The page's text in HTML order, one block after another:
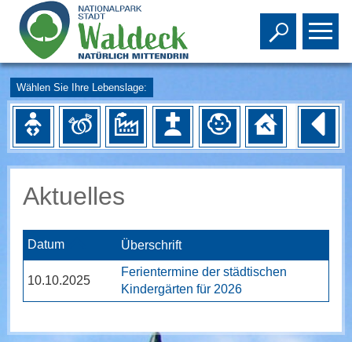
Toggle
Wählen Sie Ihre Lebenslage:
Aktuelles
Datum Überschrift
10.10.2025
Ferientermine der städtischen
Kindergärten für 2026